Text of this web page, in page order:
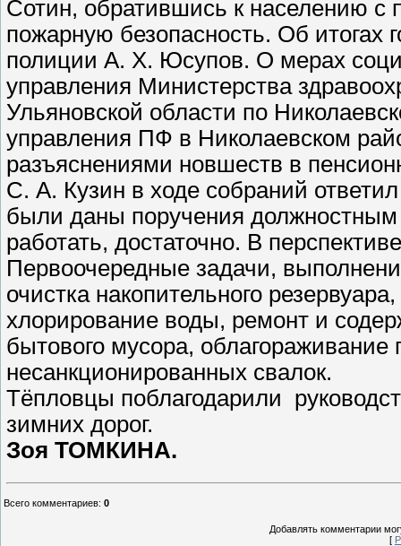
Сотин, обратившись к населению с
пожарную безопасность. Об итогах
полиции А. Х. Юсупов. О мерах
управления Министерства
Ульяновской области по
управления ПФ в Николаевском
разъяснениями новшеств в
С. А. Кузин в ходе собраний
были даны поручения
работать, достаточно. В
Первоочередные задачи,
очистка накопительного
хлорирование воды, ремонт и
бытового мусора,
несанкционированных свалок.
Тёпловцы поблагодарили
зимних дорог.
Зоя ТОМКИНА.
Всего комментариев: 0
Добавлять комментарии
[